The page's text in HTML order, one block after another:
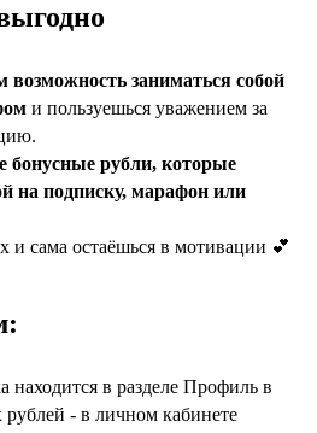
возможность заниматься собой
и пользуешься уважением за
бонусные рубли, которые
на подписку, марафон или
и сама остаёшься в мотивации 💕
находится в разделе Профиль в
рублей - в личном кабинете